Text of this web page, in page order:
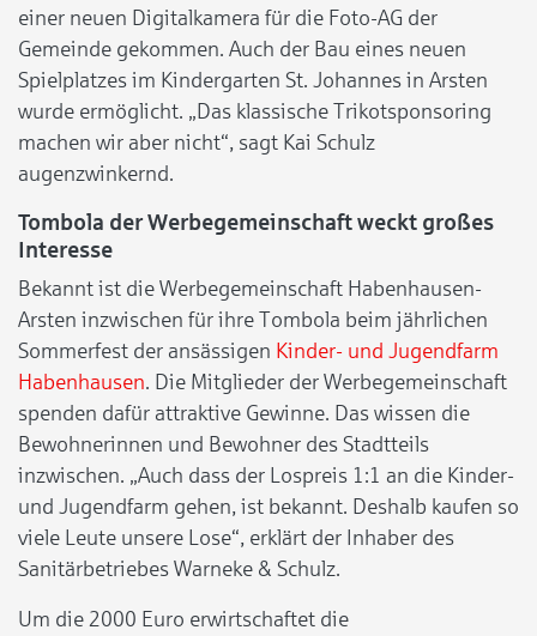
einer neuen Digitalkamera für die Foto-AG der
Gemeinde gekommen. Auch der Bau eines neuen
Spielplatzes im Kindergarten St. Johannes in Arsten
wurde ermöglicht. „Das klassische Trikotsponsoring
machen wir aber nicht“, sagt Kai Schulz
augenzwinkernd.
Tombola der Werbegemeinschaft weckt großes
Interesse
Bekannt ist die Werbegemeinschaft Habenhausen-
Arsten inzwischen für ihre Tombola beim jährlichen
Sommerfest der ansässigen Kinder- und Jugendfarm
Habenhausen. Die Mitglieder der Werbegemeinschaft
spenden dafür attraktive Gewinne. Das wissen die
Bewohnerinnen und Bewohner des Stadtteils
inzwischen. „Auch dass der Lospreis 1:1 an die Kinder-
und Jugendfarm gehen, ist bekannt. Deshalb kaufen so
viele Leute unsere Lose“, erklärt der Inhaber des
Sanitärbetriebes Warneke & Schulz.
Um die 2000 Euro erwirtschaftet die